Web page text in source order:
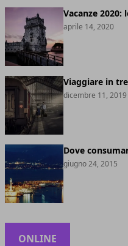
Vacanze
aprile 14, 2020
Viaggiare in
dicembre 11, 2019
Dove
giugno 24, 2015
ONLINE